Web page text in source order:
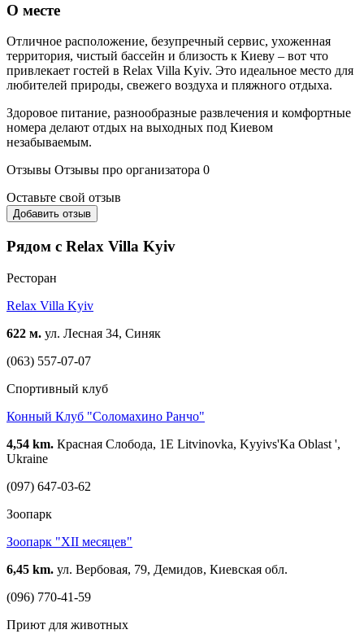
О месте
Отличное расположение, безупречный сервис, ухоженная
территория, чистый бассейн и близость к Киеву – вот что
привлекает гостей в Relax Villa Kyiv. Это идеальное место для
любителей природы, свежего воздуха и пляжного отдыха.
Здоровое питание, разнообразные развлечения и комфортные
номера делают отдых на выходных под Киевом
незабываемым.
Отзывы Отзывы про организатора 0
Оставьте свой отзыв
Добавить отзыв
Рядом с Relax Villa Kyiv
Ресторан
Relax Villa Kyiv
622 м. ул. Лесная 34, Синяк
(063) 557-07-07
Спортивный клуб
Конный Клуб "Соломахино Ранчо"
4,54 km. Красная Слобода, 1Е Litvinovka, Kyyivs'Ka Oblast ',
Ukraine
(097) 647-03-62
Зоопарк
Зоопарк "XII месяцев"
6,45 km. ул. Вербовая, 79, Демидов, Киевская обл.
(096) 770-41-59
Приют для животных